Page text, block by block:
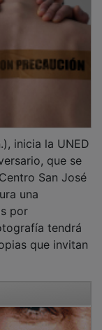
que se
San José
una
por
tendrá
que invitan